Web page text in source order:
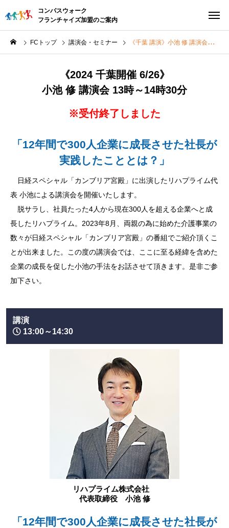
コンパスウォーク
フランチャイズ加盟のご案内
FCトップ 講演会・セミナー 《千葉 講演》小池 修 講演会
《2024 千葉開催 6/26》
小池 修 講演会 13時～14時30分
※受付終了しました
「12年間で300人企業に成長させた社長が
実践したこととは？」
日経スペシャル「カンブリア宮殿」に出演したリハプライム代
表 小池による講演会を開催いたします。
脱サラし、社員たった4人から現在300人を超える企業へと成
長したリハプライム。2023年8月、両親の為に始めた介護事業の
数々が日経スペシャル「カンブリア宮殿」の番組でご紹介頂くこ
とが出来ました。この度の講演会では、ここに至る経緯を含めた
企業の成長を促した小池の手法をお話させて頂きます。是非ご参
加下さい。
講演
13:00～14:30
リハプライム株式会社
代表取締役 小池 修
「12年間で300人企業に成長させた社長が